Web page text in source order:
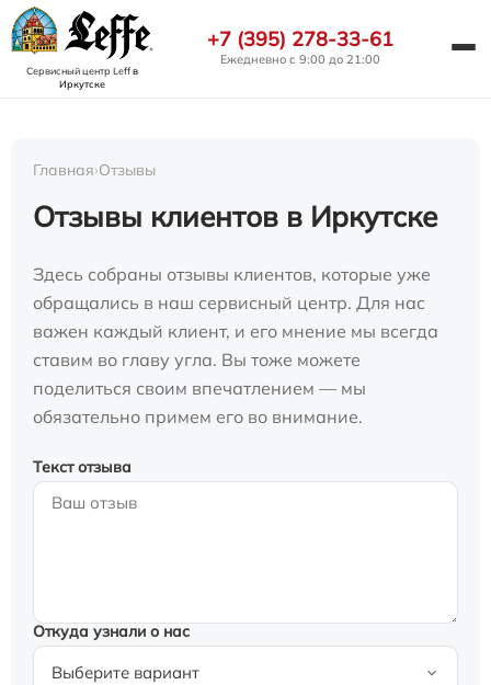
Сервисный центр Leffв
Иркутске
+7 (395) 278-33-61
Ежедневно с 9:00 до 21:00
Главная›Отзывы
Отзывы клиентов в Иркутске
Здесь собраны отзывы клиентов, которые уже
обращались в наш сервисный центр. Для нас
важен каждый клиент, и его мнение мы всегда
ставим во главу угла. Вы тоже можете
поделиться своим впечатлением — мы
обязательно примем его во внимание.
Текст отзыва
Откуда узнали о нас